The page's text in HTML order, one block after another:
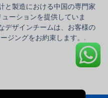
と製造における中国の専門家
ーションを提供していま
デザインチームは、お客様の
ジングをお約束します。.
Italiano
한국어
العربية